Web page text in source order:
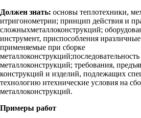
Должен знать: основы теплотехники,
итригонометрии; принцип действия и
сложныхметаллоконструкций;
инструмент, приспособления
применяемые при сборке
металлоконструкций; требования,
конструкций и изделий, подлежащих
технологию итехнические условия на
металлоконструкций.
Примеры работ